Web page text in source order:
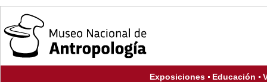
Exposiciones Educación